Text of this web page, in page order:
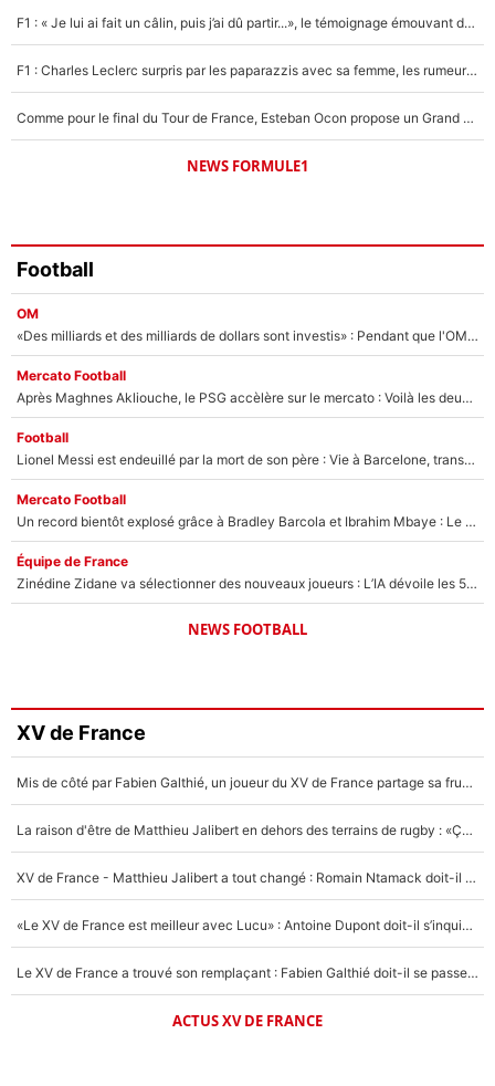
F1 : « Je lui ai fait un câlin, puis j’ai dû partir...», le témoignage émouvant de Max Verstappen sur sa fille
F1 : Charles Leclerc surpris par les paparazzis avec sa femme, les rumeurs étaient vraies !
Comme pour le final du Tour de France, Esteban Ocon propose un Grand Prix de Formule 1 à Paris : «Autour de l’Arc de Triomphe, ce serait génial» !
NEWS FORMULE1
Football
OM
«Des milliards et des milliards de dollars sont investis» : Pendant que l'OM est en pleine crise financière, Frank McCourt lance un nouveau projet à 260M€ !
Mercato Football
Après Maghnes Akliouche, le PSG accèlère sur le mercato : Voilà les deux nouvelles recrues qui vont signer la semaine prochaine ?
Football
Lionel Messi est endeuillé par la mort de son père : Vie à Barcelone, transfert au PSG... voilà comment Jorge Messi a joué un rôle essentiel dans sa carrière !
Mercato Football
Un record bientôt explosé grâce à Bradley Barcola et Ibrahim Mbaye : Le PSG sur le point de réaliser un mercato historique ?
Équipe de France
Zinédine Zidane va sélectionner des nouveaux joueurs : L’IA dévoile les 5 cracks qui pourraient rapidement le rejoindre en équipe de France !
NEWS FOOTBALL
XV de France
Mis de côté par Fabien Galthié, un joueur du XV de France partage sa frustration : «ils ne me l’ont pas dit tout de suite»
La raison d'être de Matthieu Jalibert en dehors des terrains de rugby : «Ça m'atteint autant que si tu touches à un membre de ma famille»
XV de France - Matthieu Jalibert a tout changé : Romain Ntamack doit-il s’inquiéter pour sa place à un an de la Coupe du monde ?
«Le XV de France est meilleur avec Lucu» : Antoine Dupont doit-il s’inquiéter pour sa place ?
Le XV de France a trouvé son remplaçant : Fabien Galthié doit-il se passer d'Antoine Dupont ?
ACTUS XV DE FRANCE